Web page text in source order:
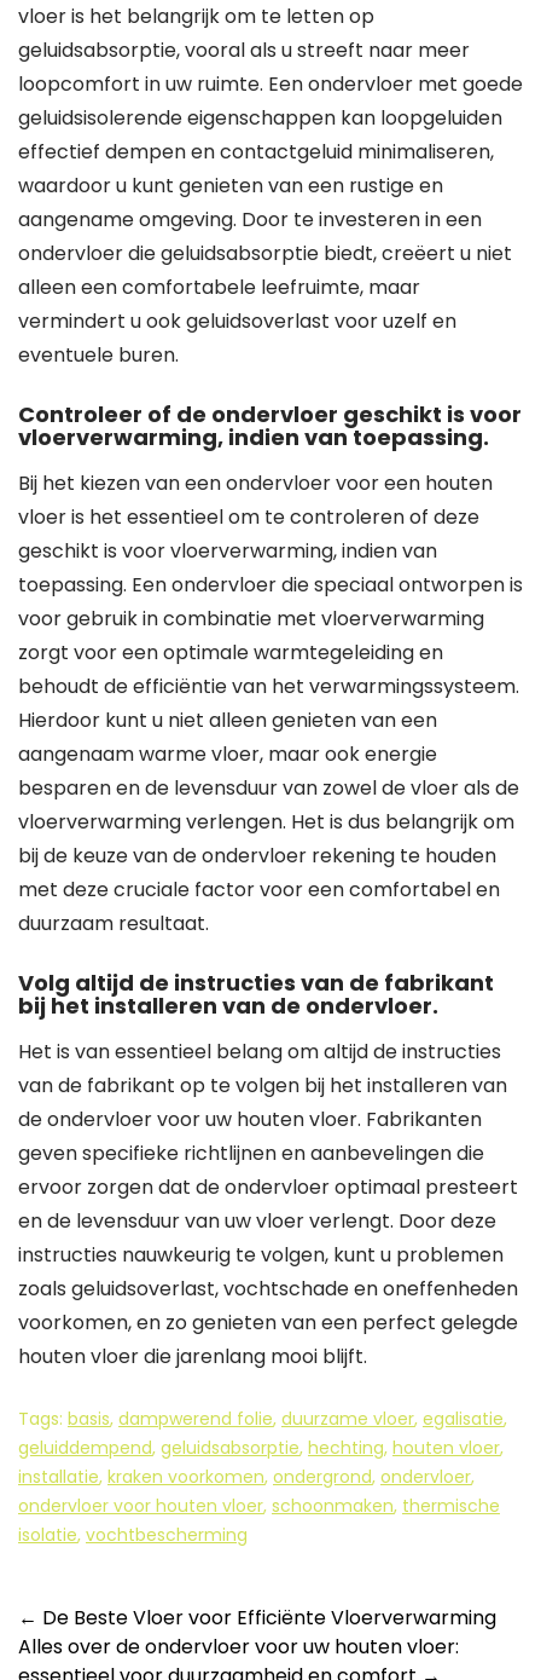
vloer is het belangrijk om te letten op
geluidsabsorptie, vooral als u streeft naar meer
loopcomfort in uw ruimte. Een ondervloer met goede
geluidsisolerende eigenschappen kan loopgeluiden
effectief dempen en contactgeluid minimaliseren,
waardoor u kunt genieten van een rustige en
aangename omgeving. Door te investeren in een
ondervloer die geluidsabsorptie biedt, creëert u niet
alleen een comfortabele leefruimte, maar
vermindert u ook geluidsoverlast voor uzelf en
eventuele buren.
Controleer of de ondervloer geschikt is voor
vloerverwarming, indien van toepassing.
Bij het kiezen van een ondervloer voor een houten
vloer is het essentieel om te controleren of deze
geschikt is voor vloerverwarming, indien van
toepassing. Een ondervloer die speciaal ontworpen is
voor gebruik in combinatie met vloerverwarming
zorgt voor een optimale warmtegeleiding en
behoudt de efficiëntie van het verwarmingssysteem.
Hierdoor kunt u niet alleen genieten van een
aangenaam warme vloer, maar ook energie
besparen en de levensduur van zowel de vloer als de
vloerverwarming verlengen. Het is dus belangrijk om
bij de keuze van de ondervloer rekening te houden
met deze cruciale factor voor een comfortabel en
duurzaam resultaat.
Volg altijd de instructies van de fabrikant
bij het installeren van de ondervloer.
Het is van essentieel belang om altijd de instructies
van de fabrikant op te volgen bij het installeren van
de ondervloer voor uw houten vloer. Fabrikanten
geven specifieke richtlijnen en aanbevelingen die
ervoor zorgen dat de ondervloer optimaal presteert
en de levensduur van uw vloer verlengt. Door deze
instructies nauwkeurig te volgen, kunt u problemen
zoals geluidsoverlast, vochtschade en oneffenheden
voorkomen, en zo genieten van een perfect gelegde
houten vloer die jarenlang mooi blijft.
Tags: basis, dampwerend folie, duurzame vloer, egalisatie,
geluiddempend, geluidsabsorptie, hechting, houten vloer,
installatie, kraken voorkomen, ondergrond, ondervloer,
ondervloer voor houten vloer, schoonmaken, thermische
isolatie, vochtbescherming
Berichtnavigatie
← De Beste Vloer voor Efficiënte Vloerverwarming
Alles over de ondervloer voor uw houten vloer: